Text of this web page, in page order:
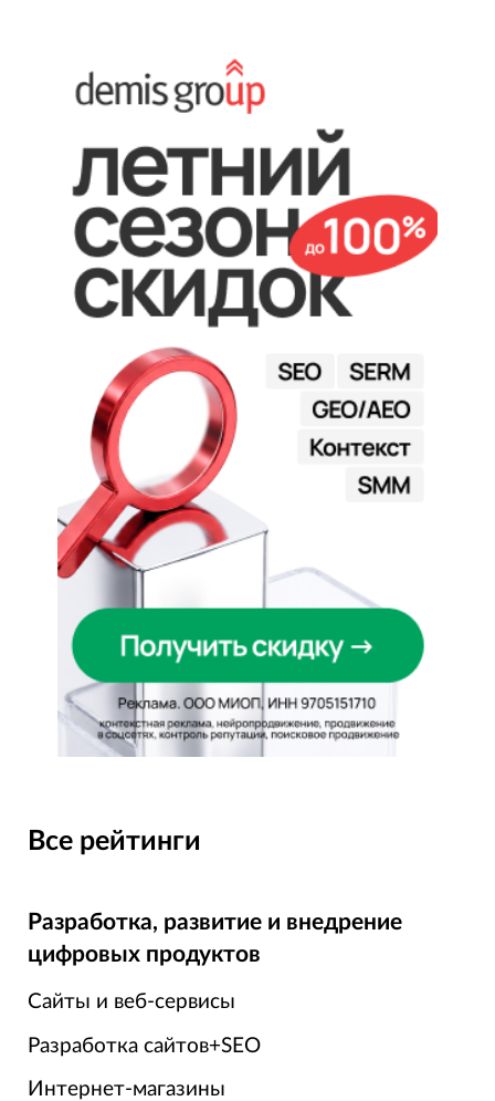
Все рейтинги
Разработка, развитие и внедрение
цифровых продуктов
Сайты и веб-сервисы
Разработка сайтов+SEO
Интернет-магазины